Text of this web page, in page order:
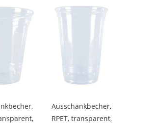
Ausschankbecher,
RPET, transparent,